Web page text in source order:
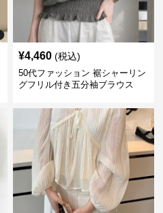
¥4,460 (税込)
50代ファッション 裾シャーリン
グフリル付き五分袖ブラウス